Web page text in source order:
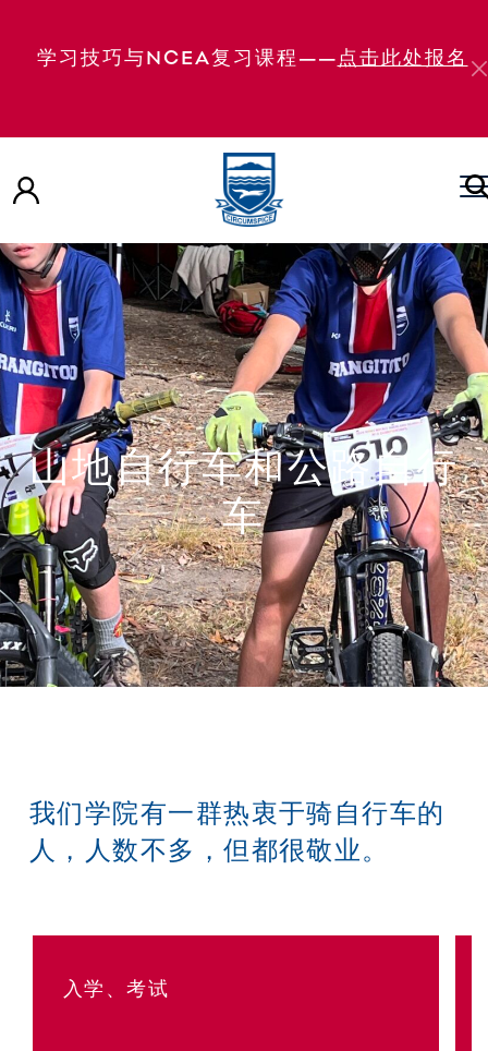
学习技巧与NCEA复习课程——点击此处报名
山地自行车和公路自行
车
我们学院有一群热衷于骑自行车的
人，人数不多，但都很敬业。
入学、考试